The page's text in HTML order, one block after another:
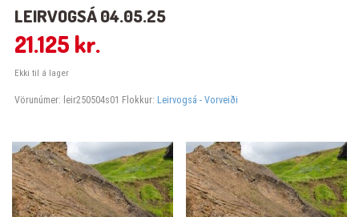
LEIRVOGSÁ 04.05.25
21.125 kr.
Ekki til á lager
Vörunúmer: leir250504s01 Flokkur: Leirvogsá - Vorveiði